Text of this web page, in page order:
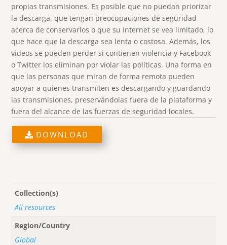
propias transmisiones. Es posible que no puedan priorizar
la descarga, que tengan preocupaciones de seguridad
acerca de conservarlos o que su Internet se vea limitado, lo
que hace que la descarga sea lenta o costosa. Además, los
videos se pueden perder si contienen violencia y Facebook
o Twitter los eliminan por violar las políticas. Una forma en
que las personas que miran de forma remota pueden
apoyar a quienes transmiten es descargando y guardando
las transmisiones, preservándolas fuera de la plataforma y
fuera del alcance de las fuerzas de seguridad locales.
DOWNLOAD
Collection(s)
All resources
Region/Country
Global